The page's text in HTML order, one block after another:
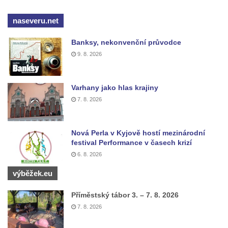
Luž
Jeskyně Wildbrethöhle
Kleiner Zschirnstein
Jeskyně na Slánské hoře ve Slaném
Čertovo kopyto u Jezdecké cesty nad
Tuhnicemi v Karlových Varech
Vyhlídka Muchomůrka na Hostibejku v
Vyhlídkový altán na Hostibejku v Kralupech
nad Vltavou
Vyhlídka Na Zámečku nad Vysokou Lípou
Cvikova
Socha rytíře u vyhlídky Libverdských
naseveru.net
Banksy, nekonvenční průvodce
9. 8. 2026
Varhany jako hlas krajiny
7. 8. 2026
Nová Perla v Kyjově hostí mezinárodní
festival Performance v časech krizí
6. 8. 2026
výběžek.eu
Příměstský tábor 3. – 7. 8. 2026
7. 8. 2026